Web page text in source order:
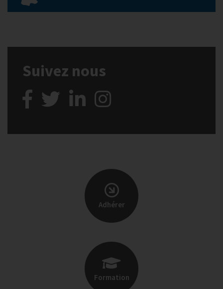
Suivez nous
Adhérer
Formation